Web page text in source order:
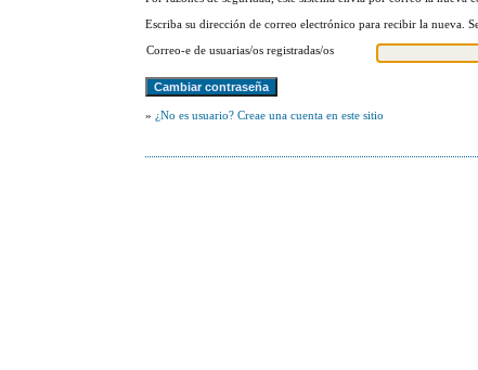
Escriba su dirección de correo electrónico para recibir la nueva.
Correo-e de usuarias/os registradas/os
» ¿No es usuario? Creae una cuenta en este sitio